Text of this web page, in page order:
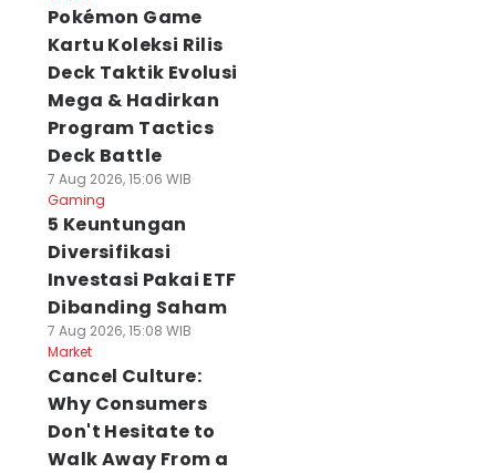
Pokémon Game
Kartu Koleksi Rilis
Deck Taktik Evolusi
Mega & Hadirkan
Program Tactics
Deck Battle
7 Aug 2026, 15:06 WIB
Gaming
5 Keuntungan
Diversifikasi
Investasi Pakai ETF
Dibanding Saham
7 Aug 2026, 15:08 WIB
Market
Cancel Culture:
Why Consumers
Don't Hesitate to
Walk Away From a